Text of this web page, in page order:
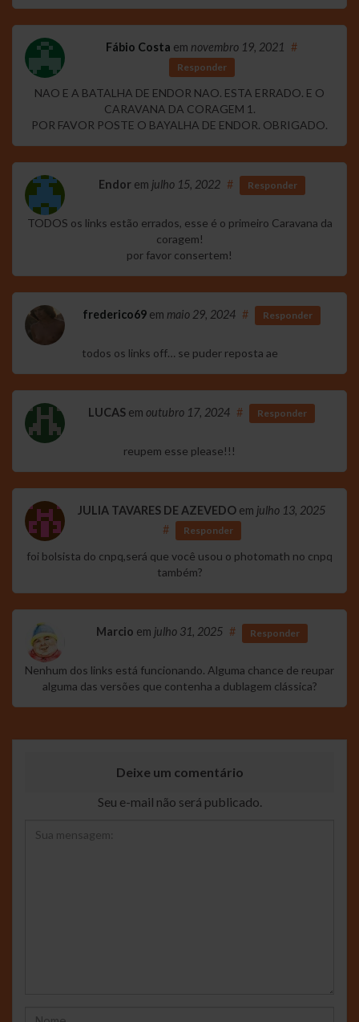
Fábio Costa em novembro 19, 2021 #
Responder
NAO E A BATALHA DE ENDOR NAO. ESTA ERRADO. E O
CARAVANA DA CORAGEM 1.
POR FAVOR POSTE O BAYALHA DE ENDOR. OBRIGADO.
Endorem julho 15, 2022 # Responder
TODOS os links estão errados, esse é o primeiro Caravana da
coragem!
por favor consertem!
frederico69 em maio 29, 2024 # Responder
todos os links off… se puder reposta ae
LUCAS em outubro 17, 2024 # Responder
reupem esse please!!!
JULIA TAVARES DE AZEVEDO em julho 13, 2025
#
Responder
foi bolsista do cnpq,será que você usou o photomath no cnpq
também?
Marcio em julho 31, 2025 # Responder
Nenhum dos links está funcionando. Alguma chance de reupar
alguma das versões que contenha a dublagem clássica?
Deixe um comentário
Seu e-mail não será publicado.